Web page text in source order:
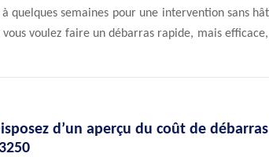
quelques semaines pour une intervention sans
voulez faire un débarras rapide, mais
d’un aperçu du coût de